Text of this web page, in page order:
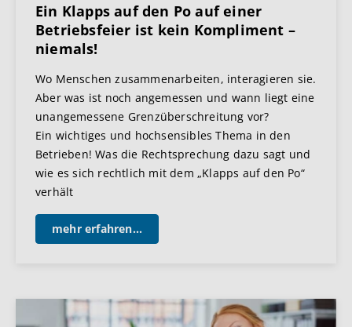
Ein Klapps auf den Po auf einer
Betriebsfeier ist kein Kompliment –
niemals!
Wo Menschen zusammenarbeiten, interagieren sie.
Aber was ist noch angemessen und wann liegt eine
unangemessene Grenzüberschreitung vor?
Ein wichtiges und hochsensibles Thema in den
Betrieben! Was die Rechtsprechung dazu sagt und
wie es sich rechtlich mit dem „Klapps auf den Po“
verhält
mehr erfahren...